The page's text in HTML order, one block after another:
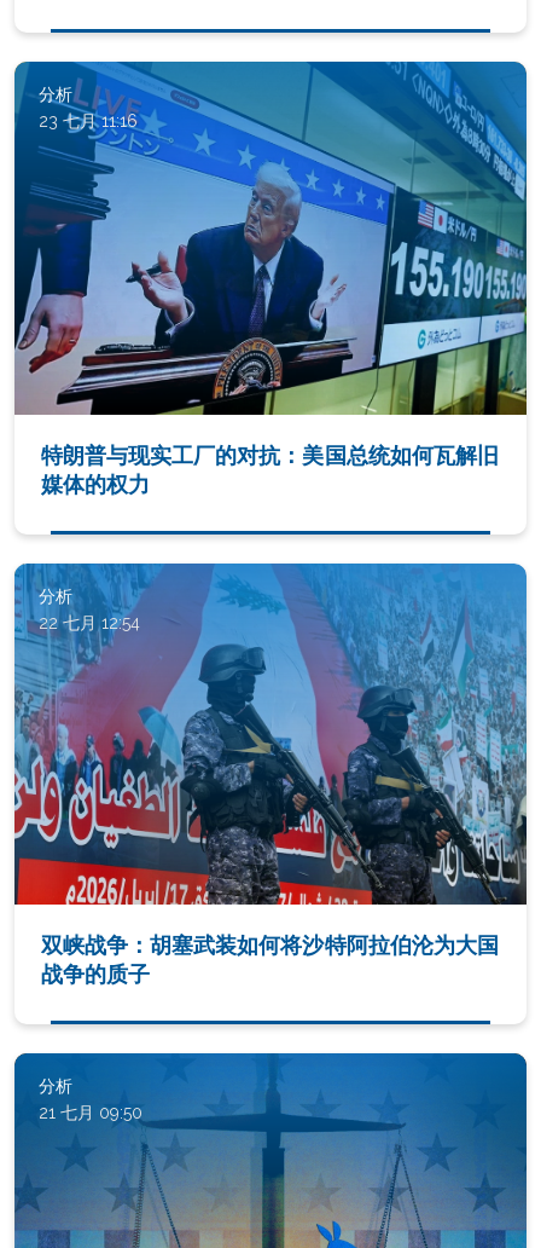
分析
23 七月 11:16
特朗普与现实工厂的对抗：美国总统如何瓦解旧
媒体的权力
分析
22 七月 12:54
双峡战争：胡塞武装如何将沙特阿拉伯沦为大国
战争的质子
分析
21 七月 09:50